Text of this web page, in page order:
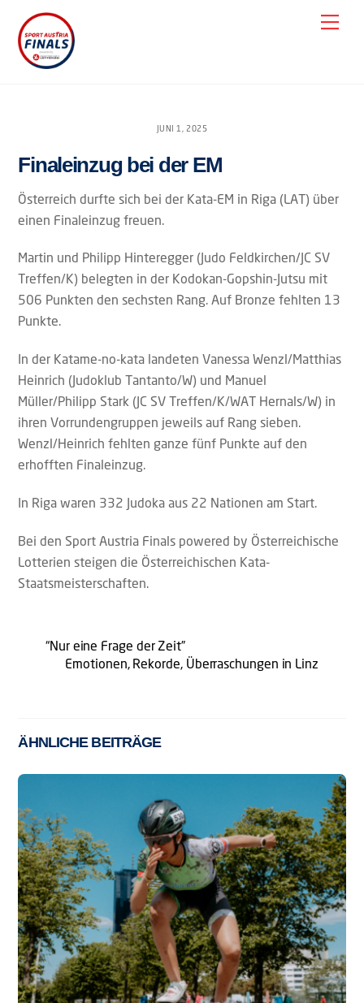
content
JUNI 1, 2025
Finaleinzug bei der EM
Österreich durfte sich bei der Kata-EM in Riga (LAT) über
einen Finaleinzug freuen.
Martin und Philipp Hinteregger (Judo Feldkirchen/JC SV
Treffen/K) belegten in der Kodokan-Gopshin-Jutsu mit
506 Punkten den sechsten Rang. Auf Bronze fehlten 13
Punkte.
In der Katame-no-kata landeten Vanessa Wenzl/Matthias
Heinrich (Judoklub Tantanto/W) und Manuel
Müller/Philipp Stark (JC SV Treffen/K/WAT Hernals/W) in
ihren Vorrundengruppen jeweils auf Rang sieben.
Wenzl/Heinrich fehlten ganze fünf Punkte auf den
erhofften Finaleinzug.
In Riga waren 332 Judoka aus 22 Nationen am Start.
Bei den Sport Austria Finals powered by Österreichische
Lotterien steigen die Österreichischen Kata-
Staatsmeisterschaften.
“Nur eine Frage der Zeit”
Emotionen, Rekorde, Überraschungen in Linz
ÄHNLICHE BEITRÄGE